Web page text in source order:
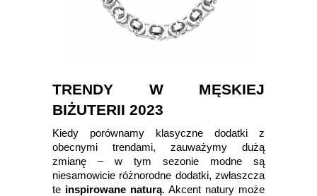
TRENDY W MĘSKIEJ
BIŻUTERII 2023
Kiedy porównamy klasyczne dodatki z
obecnymi trendami, zauważymy dużą
zmianę – w tym sezonie modne są
niesamowicie różnorodne dodatki, zwłaszcza
te inspirowane naturą. Akcent natury może